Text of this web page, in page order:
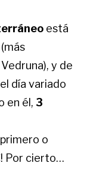
está
y de
día variado
en él,3
o
! Por cierto…